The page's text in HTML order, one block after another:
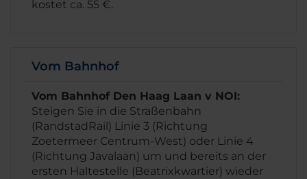
kostet ca. 55 €.
Vom Bahnhof
Vom Bahnhof Den Haag Laan v NOI:
Steigen Sie in die Straßenbahn
(RandstadRail) Linie 3 (Richtung
Zoetermeer Centrum-West) oder Linie 4
(Richtung Javalaan) um und bereits an der
ersten Haltestelle (Beatrixkwartier) wieder